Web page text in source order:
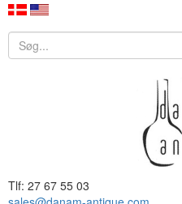
Tlf: 27 67 55 03